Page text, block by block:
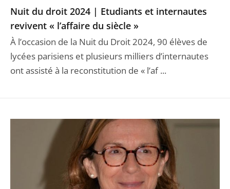
Nuit du droit 2024 | Etudiants et internautes
revivent « l’affaire du siècle »
À l’occasion de la Nuit du Droit 2024, 90 élèves de
lycées parisiens et plusieurs milliers d’internautes
ont assisté à la reconstitution de « l’af ...